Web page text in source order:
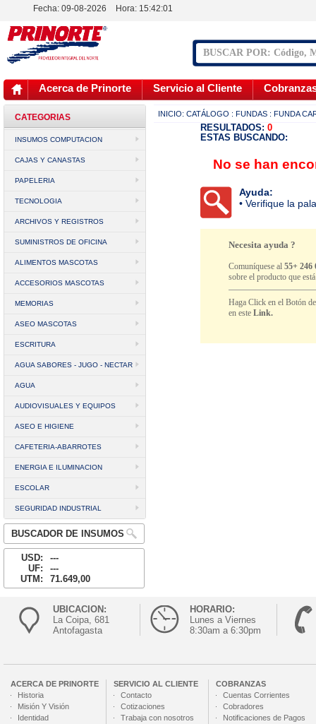
Fecha: 09-08-2026 Hora: 15:42:01
Acerca de Prinorte Servicio al Cliente
CATEGORIAS
INSUMOS COMPUTACION
CAJAS Y CANASTAS
PAPELERIA
TECNOLOGIA
ARCHIVOS Y REGISTROS
SUMINISTROS DE OFICINA
ALIMENTOS MASCOTAS
ACCESORIOS MASCOTAS
MEMORIAS
ASEO MASCOTAS
ESCRITURA
AGUA SABORES - JUGO - NECTAR
AGUA
AUDIOVISUALES Y EQUIPOS
ASEO E HIGIENE
CAFETERIA-ABARROTES
ENERGIA E ILUMINACION
ESCOLAR
SEGURIDAD INDUSTRIAL
BUSCADOR DE INSUMOS
USD:
---
UF:
---
UTM:
71.649,00
INICIO: CATÁLOGO : FUNDAS : FUNDA
RESULTADOS: 0
ESTAS BUSCANDO:
No se han
Ayuda:
• Verifique la
Necesita ayuda ?
Comuníquese al55+ 246
sobre el producto que
Haga Click en el Botón
en esteLink.
UBICACION:
La Coipa, 681
Antofagasta
HORARIO:
Lunes a Viernes
8:30am a 6:30pm
ACERCA DE PRINORTE
Historia
Misión Y Visión
Identidad
SERVICIO AL CLIENTE
Contacto
Cotizaciones
Trabaja con nosotros
COBRANZAS
Cuentas Corrientes
Cobradores
Notificaciones de Pagos